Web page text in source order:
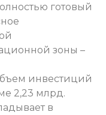
готовый
зоны –
инвестиций
2,23 млрд.
в